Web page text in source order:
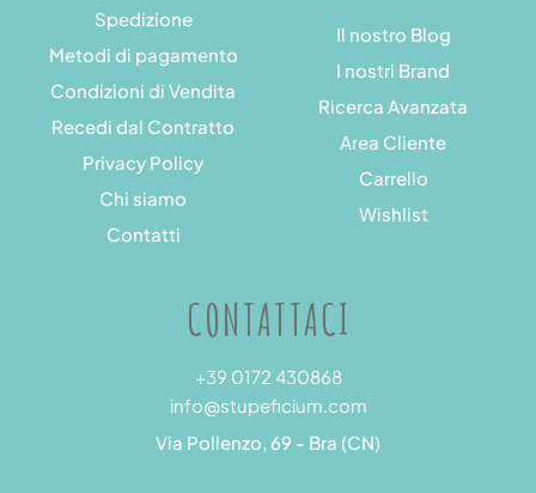
Spedizione
Metodi di pagamento
Condizioni di Vendita
Recedi dal Contratto
Privacy Policy
Chi siamo
Contatti
Il nostro Blog
I nostri Brand
Ricerca Avanzata
Area Cliente
Carrello
Wishlist
CONTATTACI
+39 0172 430868
info@stupeficium.com
Via Pollenzo, 69 - Bra (CN)